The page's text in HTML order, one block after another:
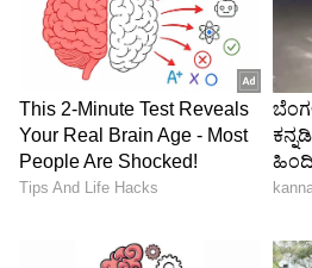
5
AI ಮತ್ತು ಇಮೇಜ್ ಪ್ರೊಸೆಸಿಂಗ್